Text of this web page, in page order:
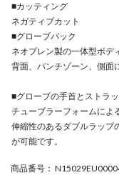
■カッティング
ネガティブカット
■グローブバック
ネオプレン製の一体型ボデ
背面、パンチゾーン、側面
■グローブの手首とストラ
チューブラーフォームによ
伸縮性のあるダブルラップ
が可能です。
商品番号 ：